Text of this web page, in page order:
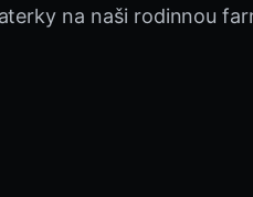
Venkovská Dívka Móda
na naši rodinnou